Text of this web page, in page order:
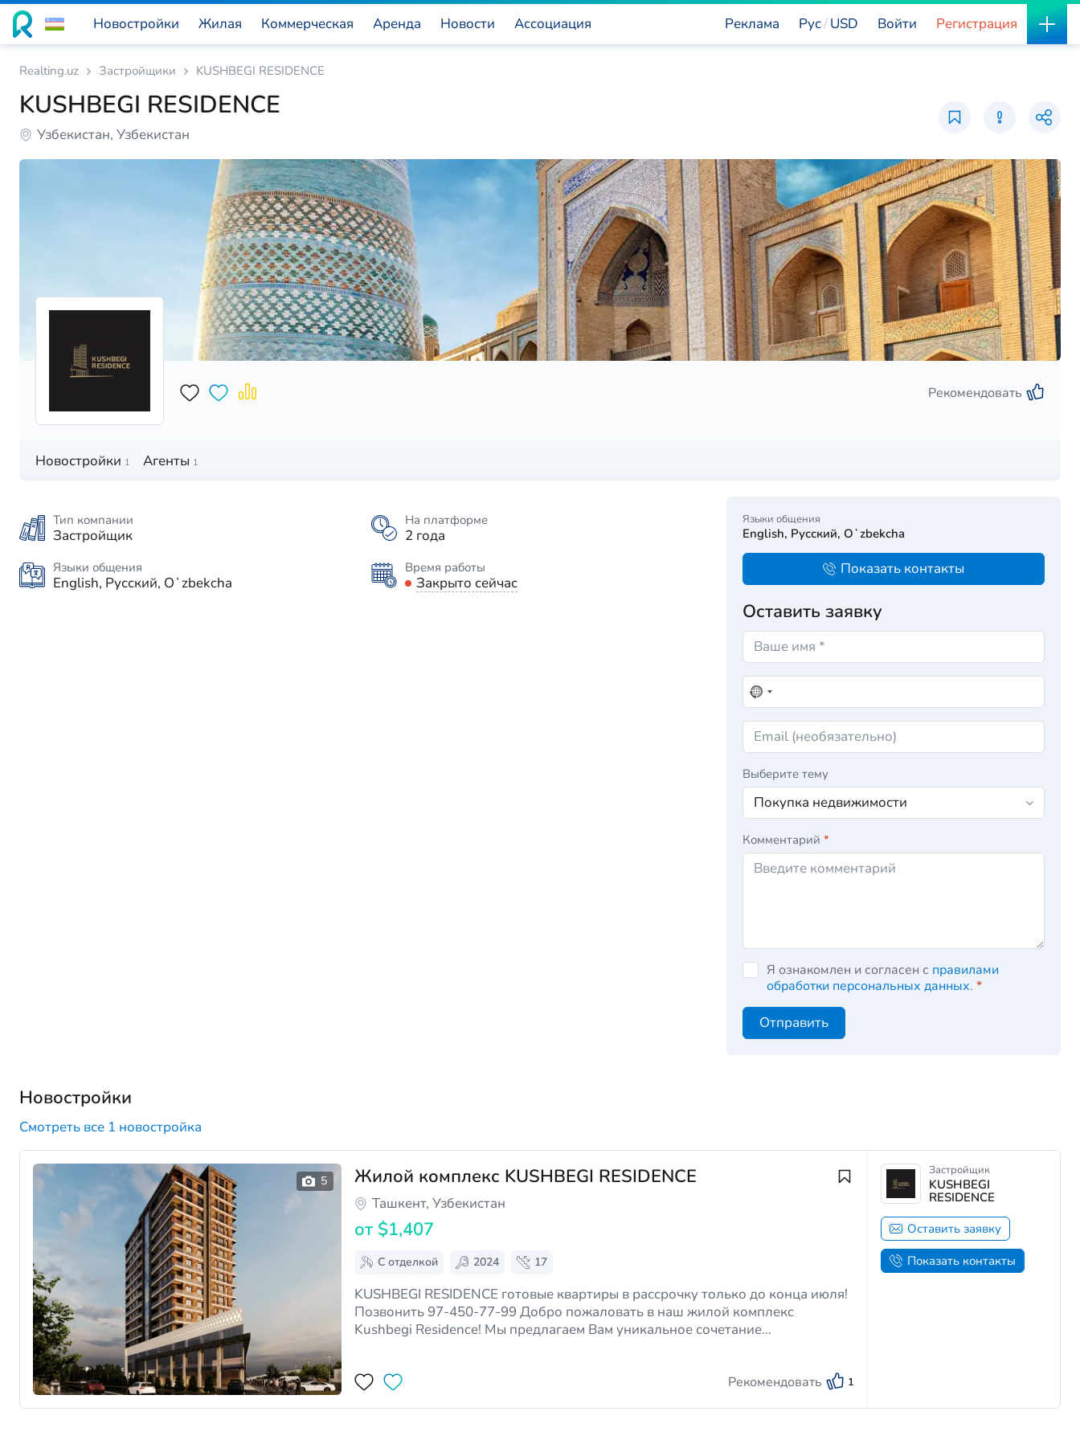
Реклама
Новостройки Жилая Коммерческая Аренда Новости Ассоциация Рус USD Войти Регистрация
Realting.uz Застройщики KUSHBEGI RESIDENCE
KUSHBEGI RESIDENCE
Узбекистан, Узбекистан
Рекомендовать
Новостройки 1 Агенты 1
Тип компании
Застройщик
На платформе
2 года
Языки общения
English, Русский, Oʻzbekcha
Время работы
Закрыто сейчас
Языки общения
English, Русский, Oʻzbekcha
Показать контакты
Оставить заявку
Выберите тему
Комментарий *
Я ознакомлен и согласен с правилами
обработки персональных данных. *
Отправить
Новостройки
Смотреть все 1 новостройка
Жилой комплекс KUSHBEGI RESIDENCE
Ташкент, Узбекистан
от $1,407
С отделкой 2024 17
KUSHBEGI RESIDENCE готовые квартиры в рассрочку только до конца июля!
Позвонить 97-450-77-99 Добро пожаловать в наш жилой комплекс
Kushbegi Residence! Мы предлагаем Вам уникальное сочетание
Рекомендовать 1
Застройщик
KUSHBEGI
RESIDENCE
Оставить заявку
Показать контакты